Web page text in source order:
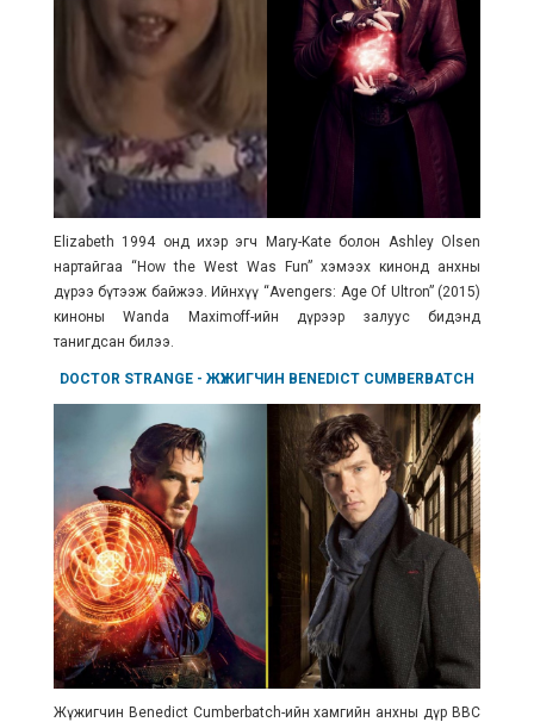
Elizabeth 1994 онд ихэр эгч Mary-Kate болон Ashley Olsen
нартайгаа “How the West Was Fun” хэмээх кинонд анхны
дүрээ бүтээж байжээ. Ийнхүү “Avengers: Age Of Ultron” (2015)
киноны Wanda Maximoff-ийн дүрээр залуус бидэнд
танигдсан билээ.
DOCTOR STRANGE- ЖҮЖИГЧИН BENEDICT CUMBERBATCH
Жүжигчин Benedict Cumberbatch-ийн хамгийн анхны дүр BBC